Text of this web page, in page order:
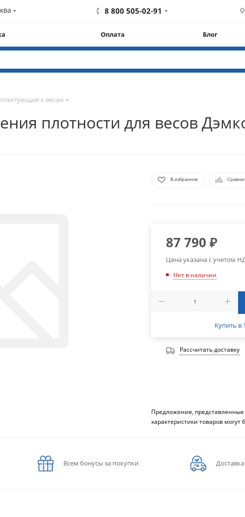
8 800 505-02-91
Оплата Блог
к весам
плотности для весов
В избранное
87 790 ₽
Цена указана с учетом
Нет в наличии
Купить в
Рассчитать доставку
Предложения,
характеристики товаров
Всем бонусы за покупки